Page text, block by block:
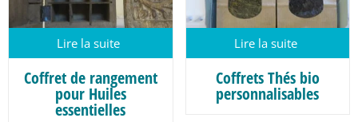
Lire la suite
Coffret de rangement
pour Huiles
essentielles
Lire la suite
Coffrets Thés bio
personnalisables